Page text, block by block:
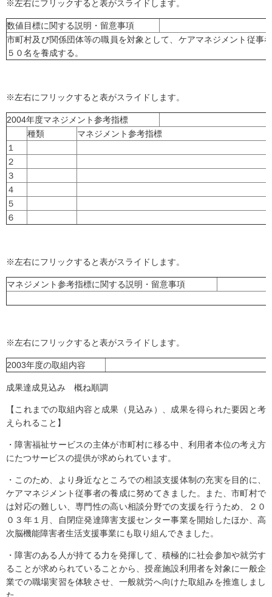
※左右にフリックすると表がスライドします。
数値目標に関する説明・留意事項
市町村及び関係団体等の職員を対象として、ケアマネジメント従事
５０名を養成する。
※左右にフリックすると表がスライドします。
2004年度マネジメント参考指標
種類
マネジメント参考指標
１
２
３
４
５
６
※左右にフリックすると表がスライドします。
マネジメント参考指標に関する説明・留意事項
※左右にフリックすると表がスライドします。
2003年度の取組内容
成果達成見込み 概ね順調
【これまでの取組内容と成果（見込み）、成果を得られた要因と考
えられること】
・障害福祉サービスの主体が市町村に移る中、利用者本位の考え方
にたつサービスの提供が求められています。
・このため、より身近なところでの相談支援体制の充実を目的に、
ケアマネジメント従事者の養成に努めてきました。また、市町村で
は対応の難しい、専門性の高い相談分野での支援を行うため、２０
０３年１月、自閉症発達障害支援センター事業を開始したほか、高
次脳機能障害者生活支援事業にも取り組んできました。
・障害のある人が持てる力を発揮して、積極的に社会参加や就労す
ることが求められていることから、授産施設利用者を対象に一般企
業での職場実習を体験させ、一般就労へ向けた取組みを推進しまし